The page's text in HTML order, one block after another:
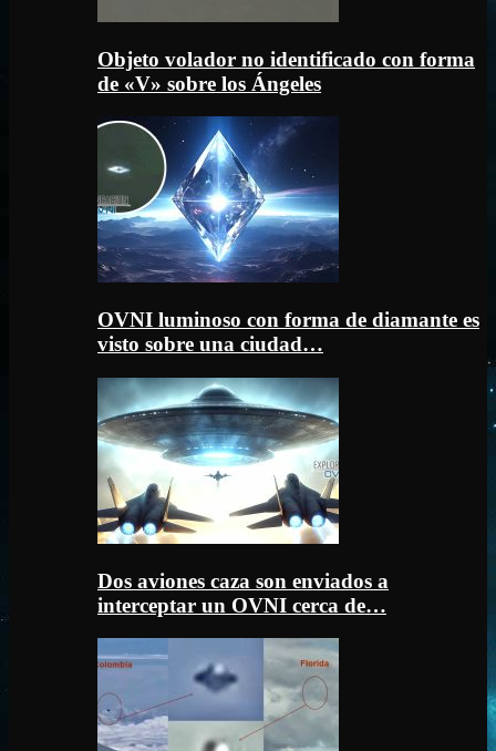
Objeto volador no identificado con forma
de «V» sobre los Ángeles
OVNI luminoso con forma de diamante es
visto sobre una ciudad…
Dos aviones caza son enviados a
interceptar un OVNI cerca de…